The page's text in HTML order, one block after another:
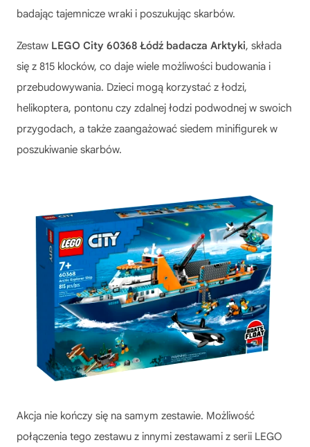
badając tajemnicze wraki i poszukując skarbów.
Zestaw LEGO City 60368 Łódź badacza Arktyki, składa
się z 815 klocków, co daje wiele możliwości budowania i
przebudowywania. Dzieci mogą korzystać z łodzi,
helikoptera, pontonu czy zdalnej łodzi podwodnej w swoich
przygodach, a także zaangażować siedem minifigurek w
poszukiwanie skarbów.
Akcja nie kończy się na samym zestawie. Możliwość
połączenia tego zestawu z innymi zestawami z serii LEGO